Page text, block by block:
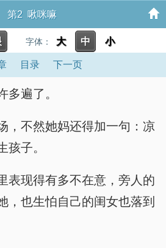
第2 啾咪嘛
字体： 大 中 小
目录 下一页
多遍了。
，不然她妈还得加一句：凉
孩子。
表现得有多不在意，旁人的
，也生怕自己的闺女也落到